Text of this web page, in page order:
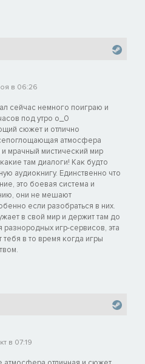
в 06:26
сейчас немного поиграю и
под утро o_0
сюжет и отлично
атмосфера
мрачный мистический мир
там диалоги! Как будто
аудиокнигу. Единственно что
это боевая система и
они не мешают
если разобраться в них.
в свой мир и держит там до
игр-сервисов, эта
в то время когда игры
в 07:19